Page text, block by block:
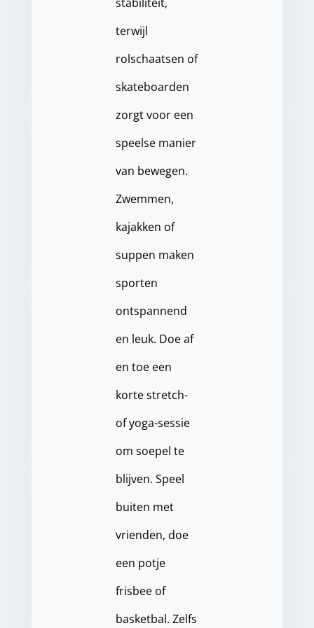
terwijl
rolschaatsen of
skateboarden
zorgt voor een
speelse manier
van bewegen.
Zwemmen,
kajakken of
suppen maken
sporten
ontspannend
en leuk. Doe af
en toe een
korte stretch-
of yoga-sessie
om soepel te
blijven. Speel
buiten met
vrienden, doe
een potje
frisbee of
basketbal. Zelfs